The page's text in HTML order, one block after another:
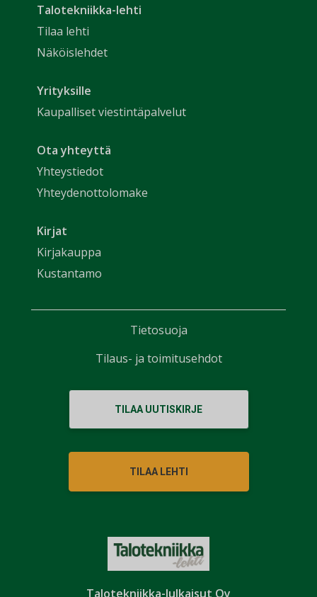
Talotekniikka-Julkaisut Oy
Talotekniikka-lehti
Tilaa lehti
Näköislehdet
Yrityksille
Kaupalliset viestintäpalvelut
Ota yhteyttä
Yhteystiedot
Yhteydenottolomake
Kirjat
Kirjakauppa
Kustantamo
TILAA UUTISKIRJE
TILAA LEHTI
Tietosuoja
Tilaus- ja toimitusehdot